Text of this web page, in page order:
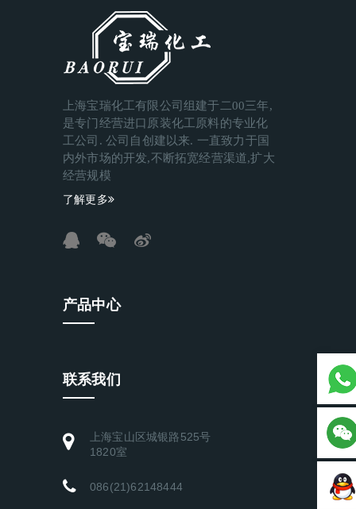
上海宝瑞化工有限公司组建于二00三年,
是专门经营进口原装化工原料的专业化
工公司. 公司自创建以来. 一直致力于国
内外市场的开发,不断拓宽经营渠道,扩大
经营规模
了解更多
产品中心
联系我们
上海宝山区城银路525号
1820室
086(21)62148444